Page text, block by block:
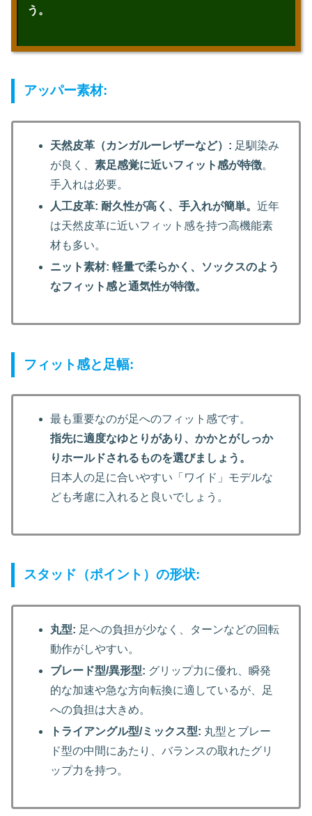
う。
アッパー素材:
天然皮革（カンガルーレザーなど）: 足馴染み
が良く、素足感覚に近いフィット感が特徴。
手入れは必要。
人工皮革: 耐久性が高く、手入れが簡単。近年
は天然皮革に近いフィット感を持つ高機能素
材も多い。
ニット素材: 軽量で柔らかく、ソックスのよう
なフィット感と通気性が特徴。
フィット感と足幅:
最も重要なのが足へのフィット感です。
指先に適度なゆとりがあり、かかとがしっか
りホールドされるものを選びましょう。
日本人の足に合いやすい「ワイド」モデルな
ども考慮に入れると良いでしょう。
スタッド（ポイント）の形状:
丸型: 足への負担が少なく、ターンなどの回転
動作がしやすい。
ブレード型/異形型: グリップ力に優れ、瞬発
的な加速や急な方向転換に適しているが、足
への負担は大きめ。
トライアングル型/ミックス型: 丸型とブレー
ド型の中間にあたり、バランスの取れたグリ
ップ力を持つ。